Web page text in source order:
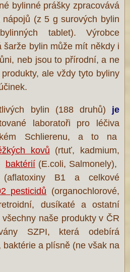
bylinné prášky zpracovává
(z 5 g surových bylin
tablet). Výrobce
šarže bylin může mít někdy i
neb jsou to přírodní, a ne
ale vždy tyto byliny
bylin (188 druhů) je
laboratoři pro léčiva
Schlierenu, a to na
kovů (rtuť, kadmium,
baktérií (E.coli, Salmonely),
(aflatoxiny B1 a celkové
pesticidů (organochlorové,
dusíkaté a ostatní
naše produkty v ČR
SZPI, která odebírá
baktérie a plísně (ne však na